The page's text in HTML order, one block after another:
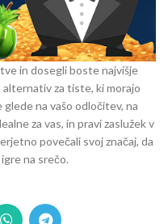
in dosegli boste najvišje
alternativ za tiste, ki morajo
na vašo odločitev, na
za vas, in pravi zaslužek v
povečali svoj značaj, da
na srečo.